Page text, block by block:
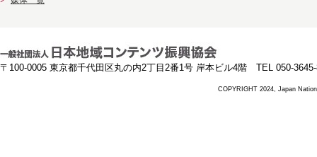
〒100-0005 東京都千代田区丸の内2丁目2番1号 岸本ビル4階 TEL 050-
COPYRIGHT 2024, Japan